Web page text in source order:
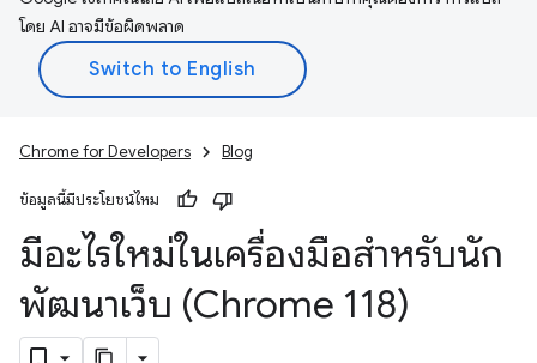
โดย AI อาจมีข้อผิดพลาด
Chrome for Developers Blog
ข้อมูลนี้มีประโยชน์ไหม
มีอะไรใหม่ในเครื่องมือสำหรับนัก
พัฒนาเว็บ (Chrome 118)